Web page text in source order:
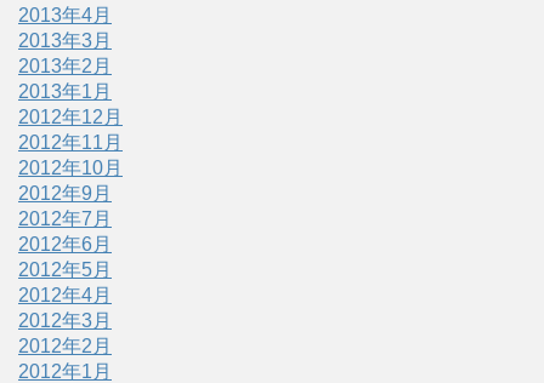
2013年4月
2013年3月
2013年2月
2013年1月
2012年12月
2012年11月
2012年10月
2012年9月
2012年7月
2012年6月
2012年5月
2012年4月
2012年3月
2012年2月
2012年1月